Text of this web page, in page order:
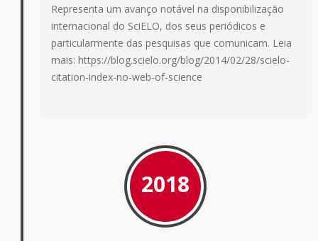
Representa um avanço notável na disponibilização
internacional do SciELO, dos seus periódicos e
particularmente das pesquisas que comunicam. Leia
mais: https://blog.scielo.org/blog/2014/02/28/scielo-
citation-index-no-web-of-science
2018